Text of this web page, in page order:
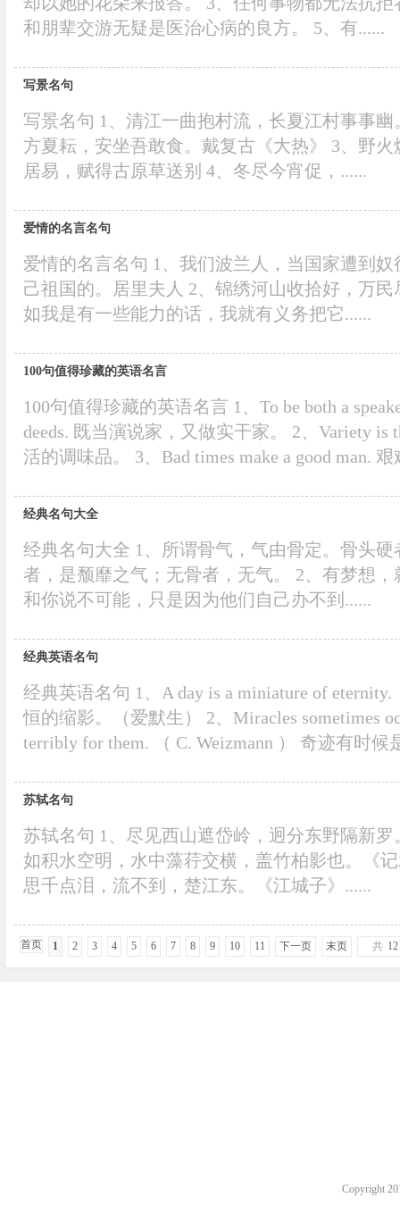
和朋辈交游无疑是医治心病的良方。 5、有......
写景名句
写景名句 1、清江一曲抱村流，长夏江村事事
方夏耘，安坐吾敢食。戴复古《大热》 3、野
居易，赋得古原草送别 4、冬尽今宵促，......
爱情的名言名句
爱情的名言名句 1、我们波兰人，当国家遭到
己祖国的。居里夫人 2、锦绣河山收拾好，万
如我是有一些能力的话，我就有义务把它......
100句值得珍藏的英语名言
100句值得珍藏的英语名言 1、To be both a
deeds. 既当演说家，又做实干家。 2、Variety is
活的调味品。 3、Bad times make a good man.
经典名句大全
经典名句大全 1、所谓骨气，气由骨定。骨头
者，是颓靡之气；无骨者，无气。 2、有梦想
和你说不可能，只是因为他们自己办不到......
经典英语名句
经典英语名句 1、A day is a miniature of eternity.
恒的缩影。（爱默生） 2、Miracles sometimes
terribly for them. （ C. Weizmann ） 奇迹有时候
苏轼名句
苏轼名句 1、尽见西山遮岱岭，迥分东野隔新
如积水空明，水中藻荇交横，盖竹柏影也。《
思千点泪，流不到，楚江东。《江城子》......
首页 1 2 3 4 5 6 7 8 9 10 11 下一页 末页 共 12
Copyright